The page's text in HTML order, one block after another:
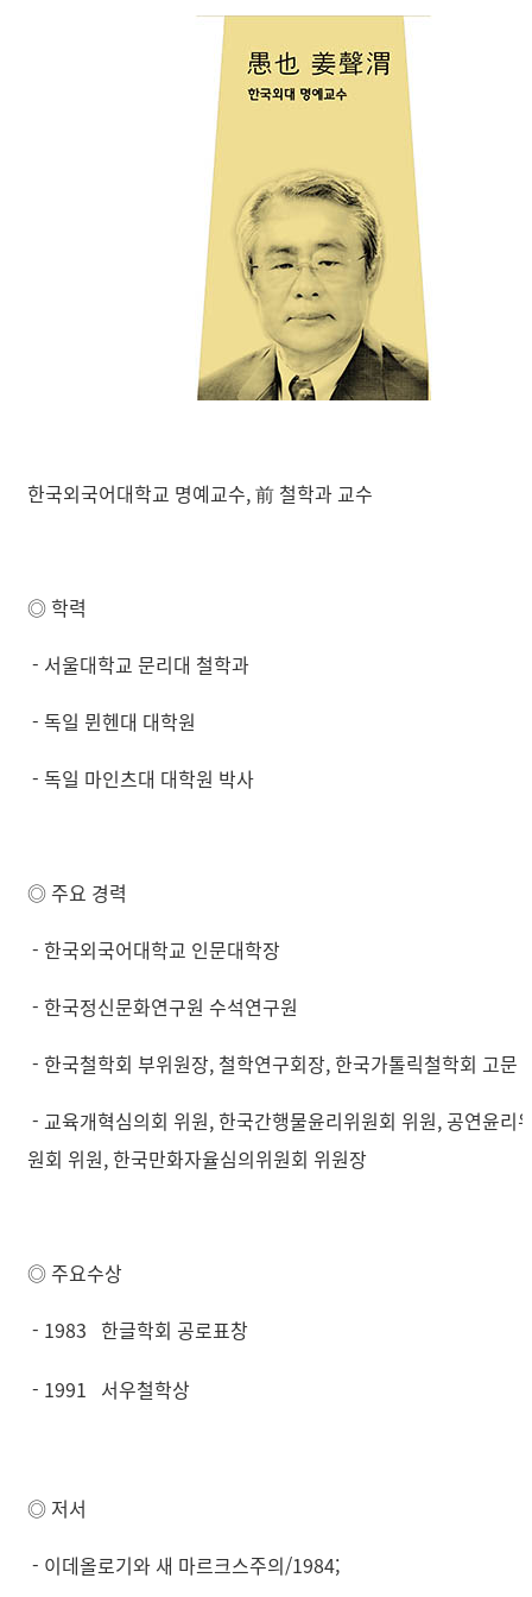
한국외국어대학교 명예교수, 前 철학과 교수
◎ 학력
- 서울대학교 문리대 철학과
- 독일 뮌헨대 대학원
- 독일 마인츠대 대학원 박사
◎ 주요 경력
- 한국외국어대학교 인문대학장
- 한국정신문화연구원 수석연구원
- 한국철학회 부위원장, 철학연구회장, 한국가톨릭철학회 고문
- 교육개혁심의회 위원, 한국간행물윤리위원회 위원, 공연윤리
원회 위원, 한국만화자율심의위원회 위원장
◎ 주요수상
- 1983 한글학회 공로표창
- 1991 서우철학상
◎ 저서
- 이데올로기와 새 마르크스주의/1984;